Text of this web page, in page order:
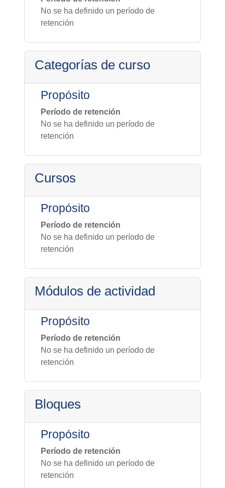
No se ha definido un período de
retención
Categorías de curso
Propósito
Período de retención
No se ha definido un período de
retención
Cursos
Propósito
Período de retención
No se ha definido un período de
retención
Módulos de actividad
Propósito
Período de retención
No se ha definido un período de
retención
Bloques
Propósito
Período de retención
No se ha definido un período de
retención